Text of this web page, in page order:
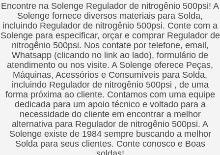
Encontre na Solenge Regulador de nitrogênio 500psi! A
Solenge fornece diversos materiais para Solda,
incluindo Regulador de nitrogênio 500psi. Conte com a
Solenge para especificar, orçar e comprar Regulador de
nitrogênio 500psi. Nos contate por telefone, email,
Whatsapp (clicando no link ao lado), formulário de
atendimento ou nos visite. A Solenge oferece Peças,
Máquinas, Acessórios e Consumíveis para Solda,
incluindo Regulador de nitrogênio 500psi , de uma
forma próxima ao cliente. Contamos com uma equipe
dedicada para um apoio técnico e voltado para a
necessidade do cliente em encontrar a melhor
alternativa para Regulador de nitrogênio 500psi. A
Solenge existe de 1984 sempre buscando a melhor
Solda para seus clientes. Conte conosco e Boas